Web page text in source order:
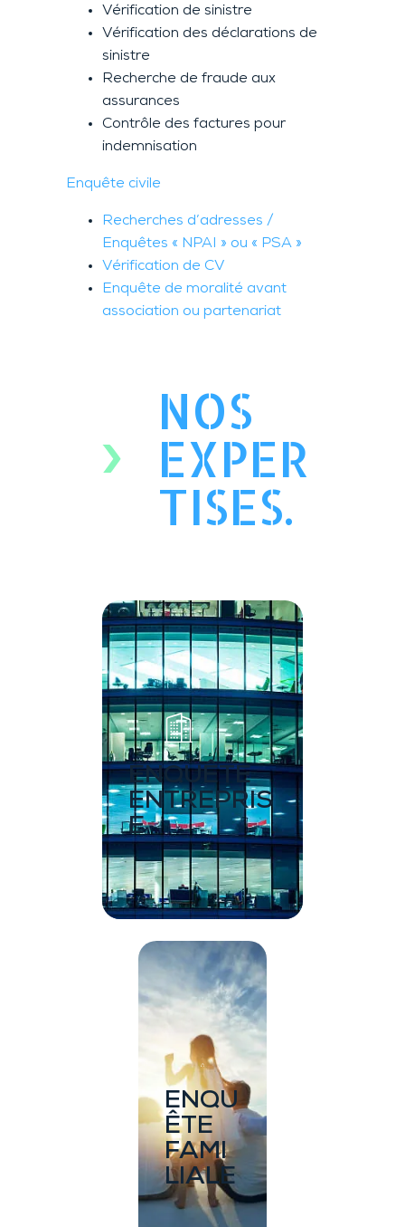
Vérification de sinistre
Vérification des déclarations de
sinistre
Recherche de fraude aux
assurances
Contrôle des factures pour
indemnisation
Enquête civile
Recherches d’adresses /
Enquêtes « NPAI » ou « PSA »
Vérification de CV
Enquête de moralité avant
association ou partenariat
NOS
EXPER
TISES.
ENQUÊTE
ENTREPRIS
E
ENQU
ÊTE
FAMI
LIALE